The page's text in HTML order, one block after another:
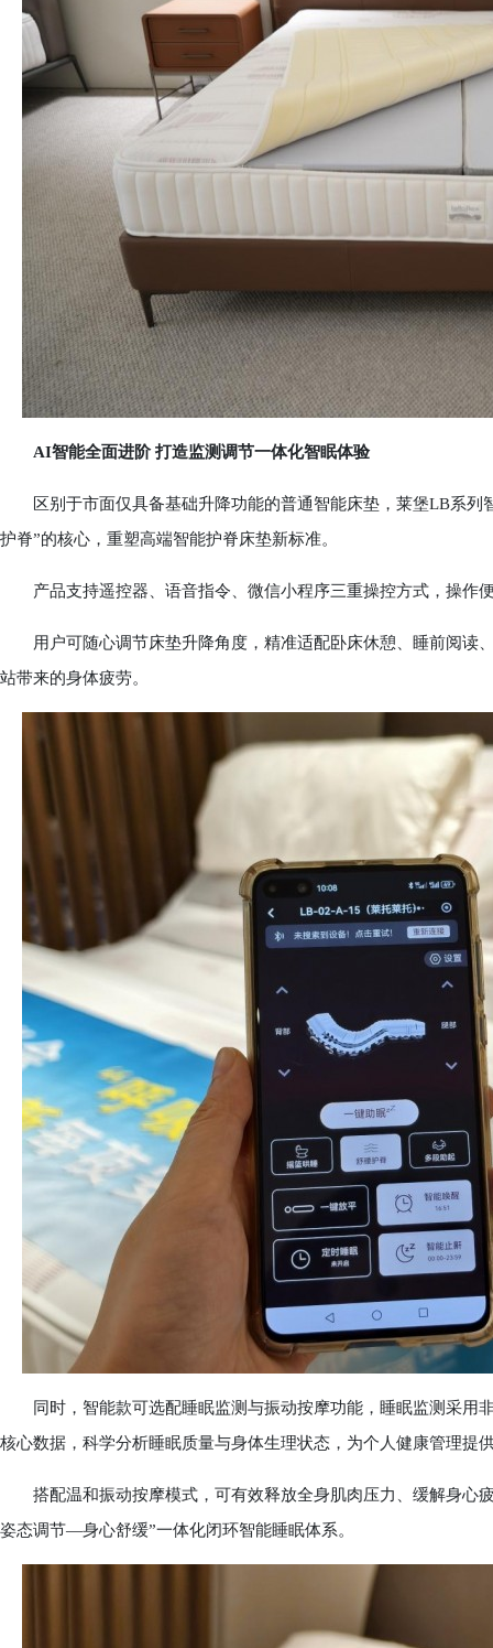
AI智能全面进阶 打造监测调节一体化智眠体验
区别于市面仅具备基础升降功能的普通智能床垫，莱堡LB系列
护脊”的核心，重塑高端智能护脊床垫新标准。
产品支持遥控器、语音指令、微信小程序三重操控方式，操作
用户可随心调节床垫升降角度，精准适配卧床休憩、睡前阅读
站带来的身体疲劳。
同时，智能款可选配睡眠监测与振动按摩功能，睡眠监测采用
核心数据，科学分析睡眠质量与身体生理状态，为个人健康管理提
搭配温和振动按摩模式，可有效释放全身肌肉压力、缓解身心
姿态调节—身心舒缓”一体化闭环智能睡眠体系。